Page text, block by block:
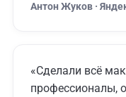
Антон Жуков ·
«Сделали всё
профессионалы,